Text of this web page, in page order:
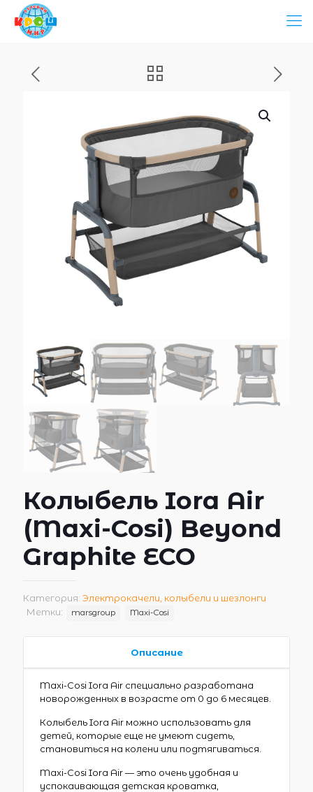
Колыбель Iora Air
(Maxi-Cosi) Beyond
Graphite ECO
Категория: Электрокачели, колыбели и шезлонги
Метки:
marsgroup Maxi-Cosi
Описание
Maxi-Cosi Iora Air специально разработана
новорожденных в возрасте от 0 до 6 месяцев.
Колыбель Iora Air можно использовать для
детей, которые еще не умеют сидеть,
становиться на колени или подтягиваться.
Maxi-Cosi Iora Air — это очень удобная и
успокаивающая детская кроватка,